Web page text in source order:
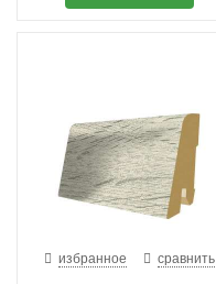
избранное сравнить